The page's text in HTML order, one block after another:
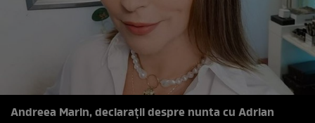
Andreea Marin, declarații despre nunta cu Adrian